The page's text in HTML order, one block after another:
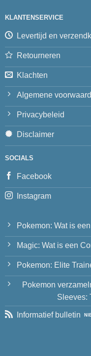
KLANTENSERVICE
Levertijd en
Retourneren
Klachten
Algemene
Privacybeleid
Disclaimer
SOCIALS
Facebook
Instagram
Pokemon: Wat is
Magic: Wat is een
Pokemon: Elite
Pokemon
Sleeves:
Informatief bulletin